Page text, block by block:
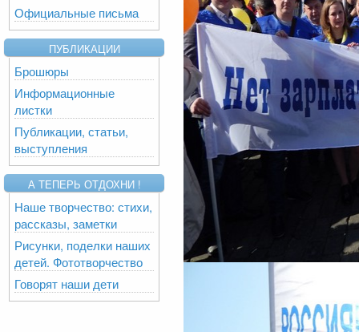
Официальные письма
ПУБЛИКАЦИИ
Брошюры
Информационные
листки
Публикации, статьи,
выступления
А ТЕПЕРЬ ОТДОХНИ !
Наше творчество: стихи,
рассказы, заметки
Рисунки, поделки наших
детей. Фототворчество
Говорят наши дети